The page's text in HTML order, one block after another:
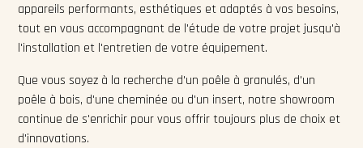
appareils performants, esthétiques et adaptés à vos besoins,
tout en vous accompagnant de l'étude de votre projet jusqu'à
l'installation et l'entretien de votre équipement.
Que vous soyez à la recherche d'un poêle à granulés, d'un
poêle à bois, d'une cheminée ou d'un insert, notre showroom
continue de s'enrichir pour vous offrir toujours plus de choix et
d'innovations.